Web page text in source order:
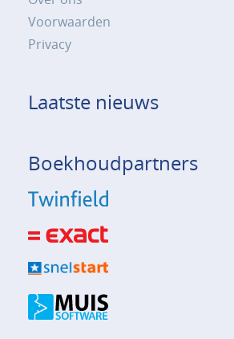
Voorwaarden
Privacy
Laatste nieuws
Boekhoudpartners